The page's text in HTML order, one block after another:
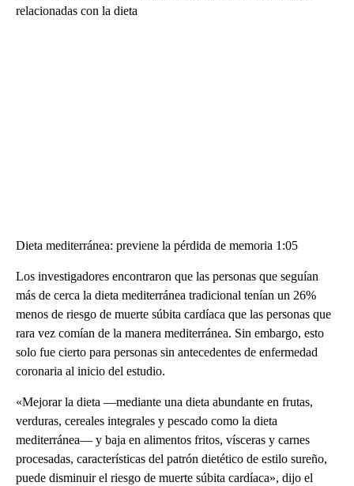
relacionadas con la dieta
Dieta mediterránea: previene la pérdida de memoria 1:05
Los investigadores encontraron que las personas que seguían
más de cerca la dieta mediterránea tradicional tenían un 26%
menos de riesgo de muerte súbita cardíaca que las personas que
rara vez comían de la manera mediterránea. Sin embargo, esto
solo fue cierto para personas sin antecedentes de enfermedad
coronaria al inicio del estudio.
«Mejorar la dieta —mediante una dieta abundante en frutas,
verduras, cereales integrales y pescado como la dieta
mediterránea— y baja en alimentos fritos, vísceras y carnes
procesadas, características del patrón dietético de estilo sureño,
puede disminuir el riesgo de muerte súbita cardíaca», dijo el